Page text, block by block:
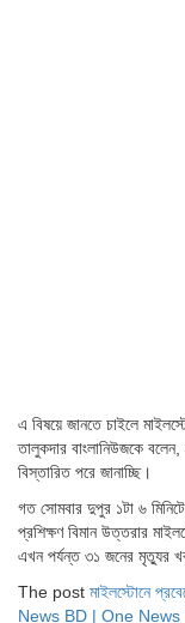
এ বিষয়ে জানতে চাইলে
তালুকদার বাংলানিউজকে
বিস্তারিত পরে জানাচ্ছি।
গত সোমবার দুপুর ১টা ৬
প্রশিক্ষণ বিমান উত্তরার
এখন পর্যন্ত ৩১ জনের মৃত্যুর
The post মাইলস্টোনে
News BD | One